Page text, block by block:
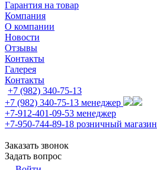
Гарантия на товар
Компания
О компании
Новости
Отзывы
Контакты
Галерея
Контакты
+7 (982) 340-75-13
+7 (982) 340-75-13 менеджер
+7-912-401-09-53 менеджер
+7-950-744-89-18 розничный магазин
Заказать звонок
Задать вопрос